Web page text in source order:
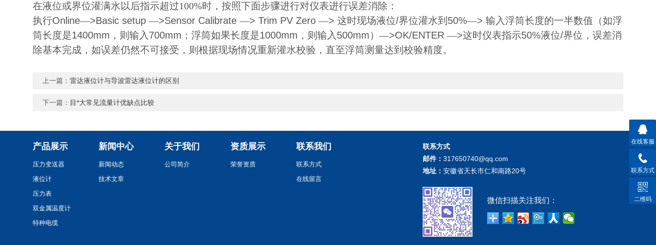
在液位或界位灌满水以后指示超过100%时，按照下面步骤进行对仪表进行误差消除：
执行Online—>Basic setup—>Sensor Calibrate—> Trim PV Zero—>这时现场液位/界位灌水到 50%—>输入浮筒长度的一半数值（如浮
筒长度是1400mm ，则输入 700mm ；浮筒如果长度是1000mm ，则输入 500mm）—>OK/ENTER—>这时仪表指示50%液位/界位，误差消
除基本完成，如误差仍然不可接受，则根据现场情况重新灌水校验，直至浮筒测量达到校验精度。
上一篇：雷达液位计与导波雷达液位计的区别
下一篇： 目*大常见流量计优缺点比较
产品展示
压力变送器
液位计
压力表
双金属温度计
特种电缆
新闻中心
新闻动态
技术文章
关于我们
公司简介
资质展示
荣誉资质
联系我们
联系方式
在线留言
联系方式
邮件： 317650740@qq.com
地址： 安徽省天长市仁和南路20号
微信扫描关注我们：
在线客服
联系方式
二维码